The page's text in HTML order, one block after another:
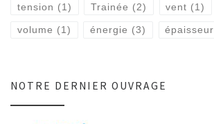
tension (1) Trainée (2) vent (1)
volume (1) énergie (3) épaisseur
NOTRE DERNIER OUVRAGE